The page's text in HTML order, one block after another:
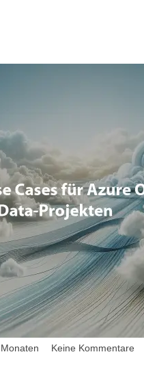
Keine Kommentare